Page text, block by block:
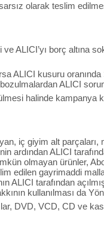
olarak teslim
borç altına
ALICI kusuru
ALICI
halinde kampanya
iç giyim alt
ALICI
olmayan ürünler,
edilen gayrimaddi
ALICI tarafından
kullanılması da
DVD, VCD, CD ve